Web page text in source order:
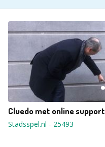
Cluedo met online support
Stadsspel.nl - 25493